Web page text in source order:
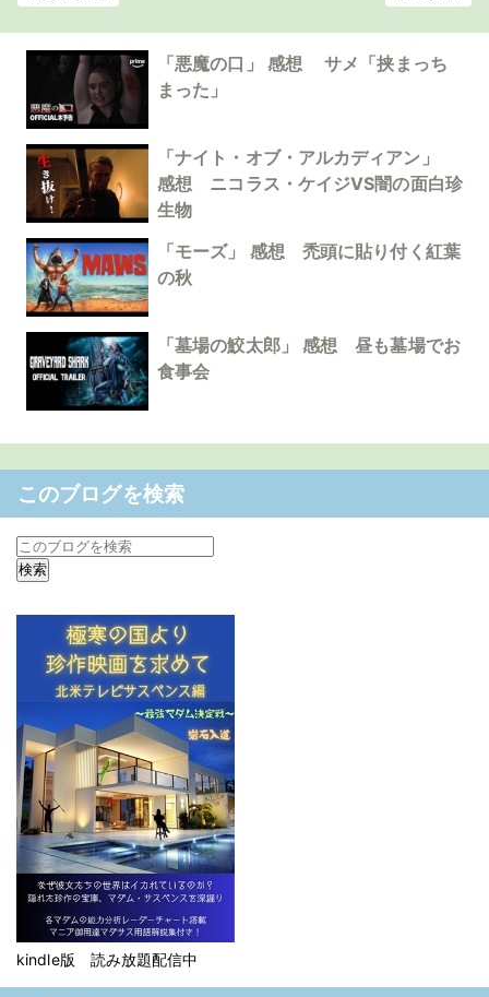
「悪魔の口」 感想 サメ「挟まっち
まった」
「ナイト・オブ・アルカディアン」
感想 ニコラス・ケイジVS闇の面白珍
生物
「モーズ」 感想 禿頭に貼り付く紅葉
の秋
「墓場の鮫太郎」 感想 昼も墓場でお
食事会
このブログを検索
kindle版 読み放題配信中